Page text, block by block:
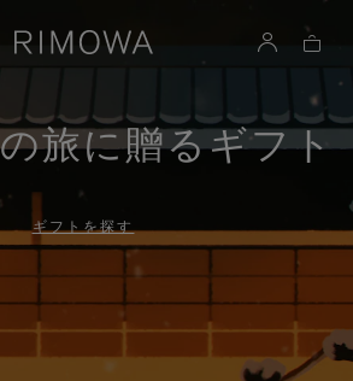
旅に贈るギフト
ギフトを探す